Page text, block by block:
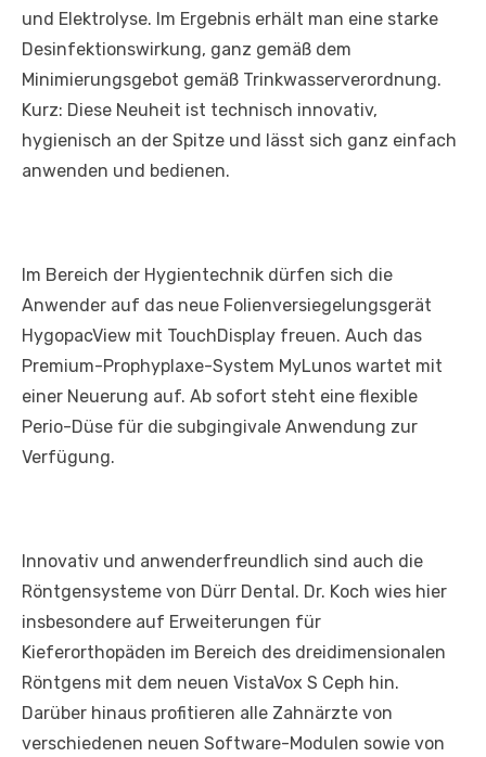
und Elektrolyse. Im Ergebnis erhält man eine starke
Desinfektionswirkung, ganz gemäß dem
Minimierungsgebot gemäß Trinkwasserverordnung.
Kurz: Diese Neuheit ist technisch innovativ,
hygienisch an der Spitze und lässt sich ganz einfach
anwenden und bedienen.
Im Bereich der Hygientechnik dürfen sich die
Anwender auf das neue Folienversiegelungsgerät
HygopacView mit TouchDisplay freuen. Auch das
Premium-Prophyplaxe-System MyLunos wartet mit
einer Neuerung auf. Ab sofort steht eine flexible
Perio-Düse für die subgingivale Anwendung zur
Verfügung.
Innovativ und anwenderfreundlich sind auch die
Röntgensysteme von Dürr Dental. Dr. Koch wies hier
insbesondere auf Erweiterungen für
Kieferorthopäden im Bereich des dreidimensionalen
Röntgens mit dem neuen VistaVox S Ceph hin.
Darüber hinaus profitieren alle Zahnärzte von
verschiedenen neuen Software-Modulen sowie von